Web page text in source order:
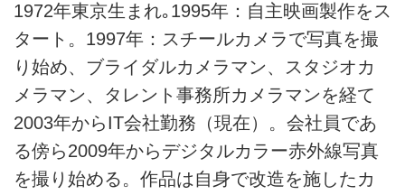
1972年東京生まれ｡1995年：自主映画製作をス
タート。1997年：スチールカメラで写真を撮
り始め、ブライダルカメラマン、スタジオカ
メラマン、タレント事務所カメラマンを経て
2003年からIT会社勤務（現在）。会社員であ
る傍ら2009年からデジタルカラー赤外線写真
を撮り始める。作品は自身で改造を施したカ